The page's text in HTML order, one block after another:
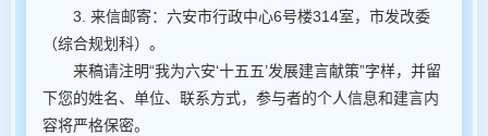
3. 来信邮寄：六安市行政中心6号楼314室，市发改委
（综合规划科）。
来稿请注明“我为六安‘十五五’发展建言献策”字样，并留
下您的姓名、单位、联系方式，参与者的个人信息和建言内
容将严格保密。